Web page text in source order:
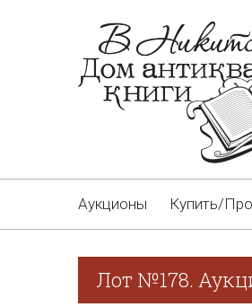
Аукционы Купить/
Лот №178.